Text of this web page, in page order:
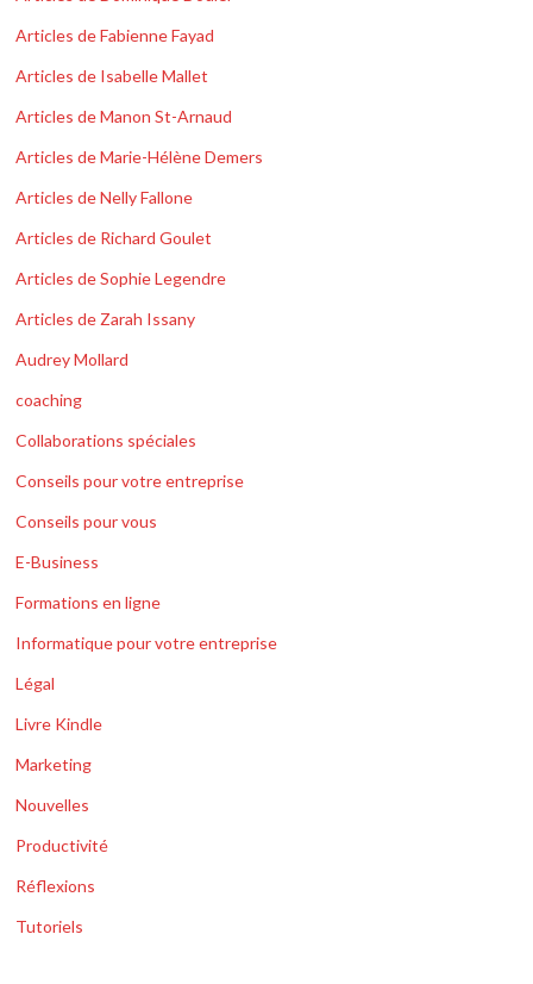
Articles de Fabienne Fayad
Articles de Isabelle Mallet
Articles de Manon St-Arnaud
Articles de Marie-Hélène Demers
Articles de Nelly Fallone
Articles de Richard Goulet
Articles de Sophie Legendre
Articles de Zarah Issany
Audrey Mollard
coaching
Collaborations spéciales
Conseils pour votre entreprise
Conseils pour vous
E-Business
Formations en ligne
Informatique pour votre entreprise
Légal
Livre Kindle
Marketing
Nouvelles
Productivité
Réflexions
Tutoriels